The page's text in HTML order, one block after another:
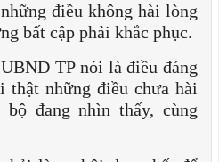
điều không hài lòng
bất cập phải khắc phục.
TP nói là điều đáng
những điều chưa hài
đang nhìn thấy, cùng